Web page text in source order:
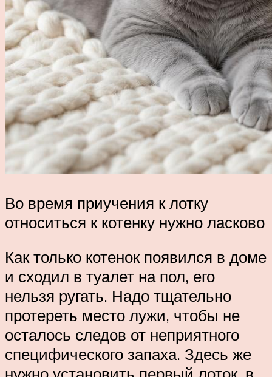
Во время приучения к лотку
относиться к котенку нужно ласково
Как только котенок появился в доме
и сходил в туалет на пол, его
нельзя ругать. Надо тщательно
протереть место лужи, чтобы не
осталось следов от неприятного
специфического запаха. Здесь же